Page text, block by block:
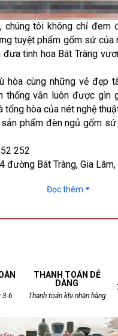
chúng tôi không chỉ đem
tuyệt phẩm gốm sứ của
tinh hoa Bát Tràng
hòa cùng những vẻ đẹp
thống vẫn luôn được gìn
tổng hòa của nét nghệ
phẩm đèn ngủ gốm sứ
252
đường Bát Tràng, Gia Lâm,
Đọc thêm
3-6
THANH TOÁN DỄ
DÀNG
Thanh toán khi nhận hàng